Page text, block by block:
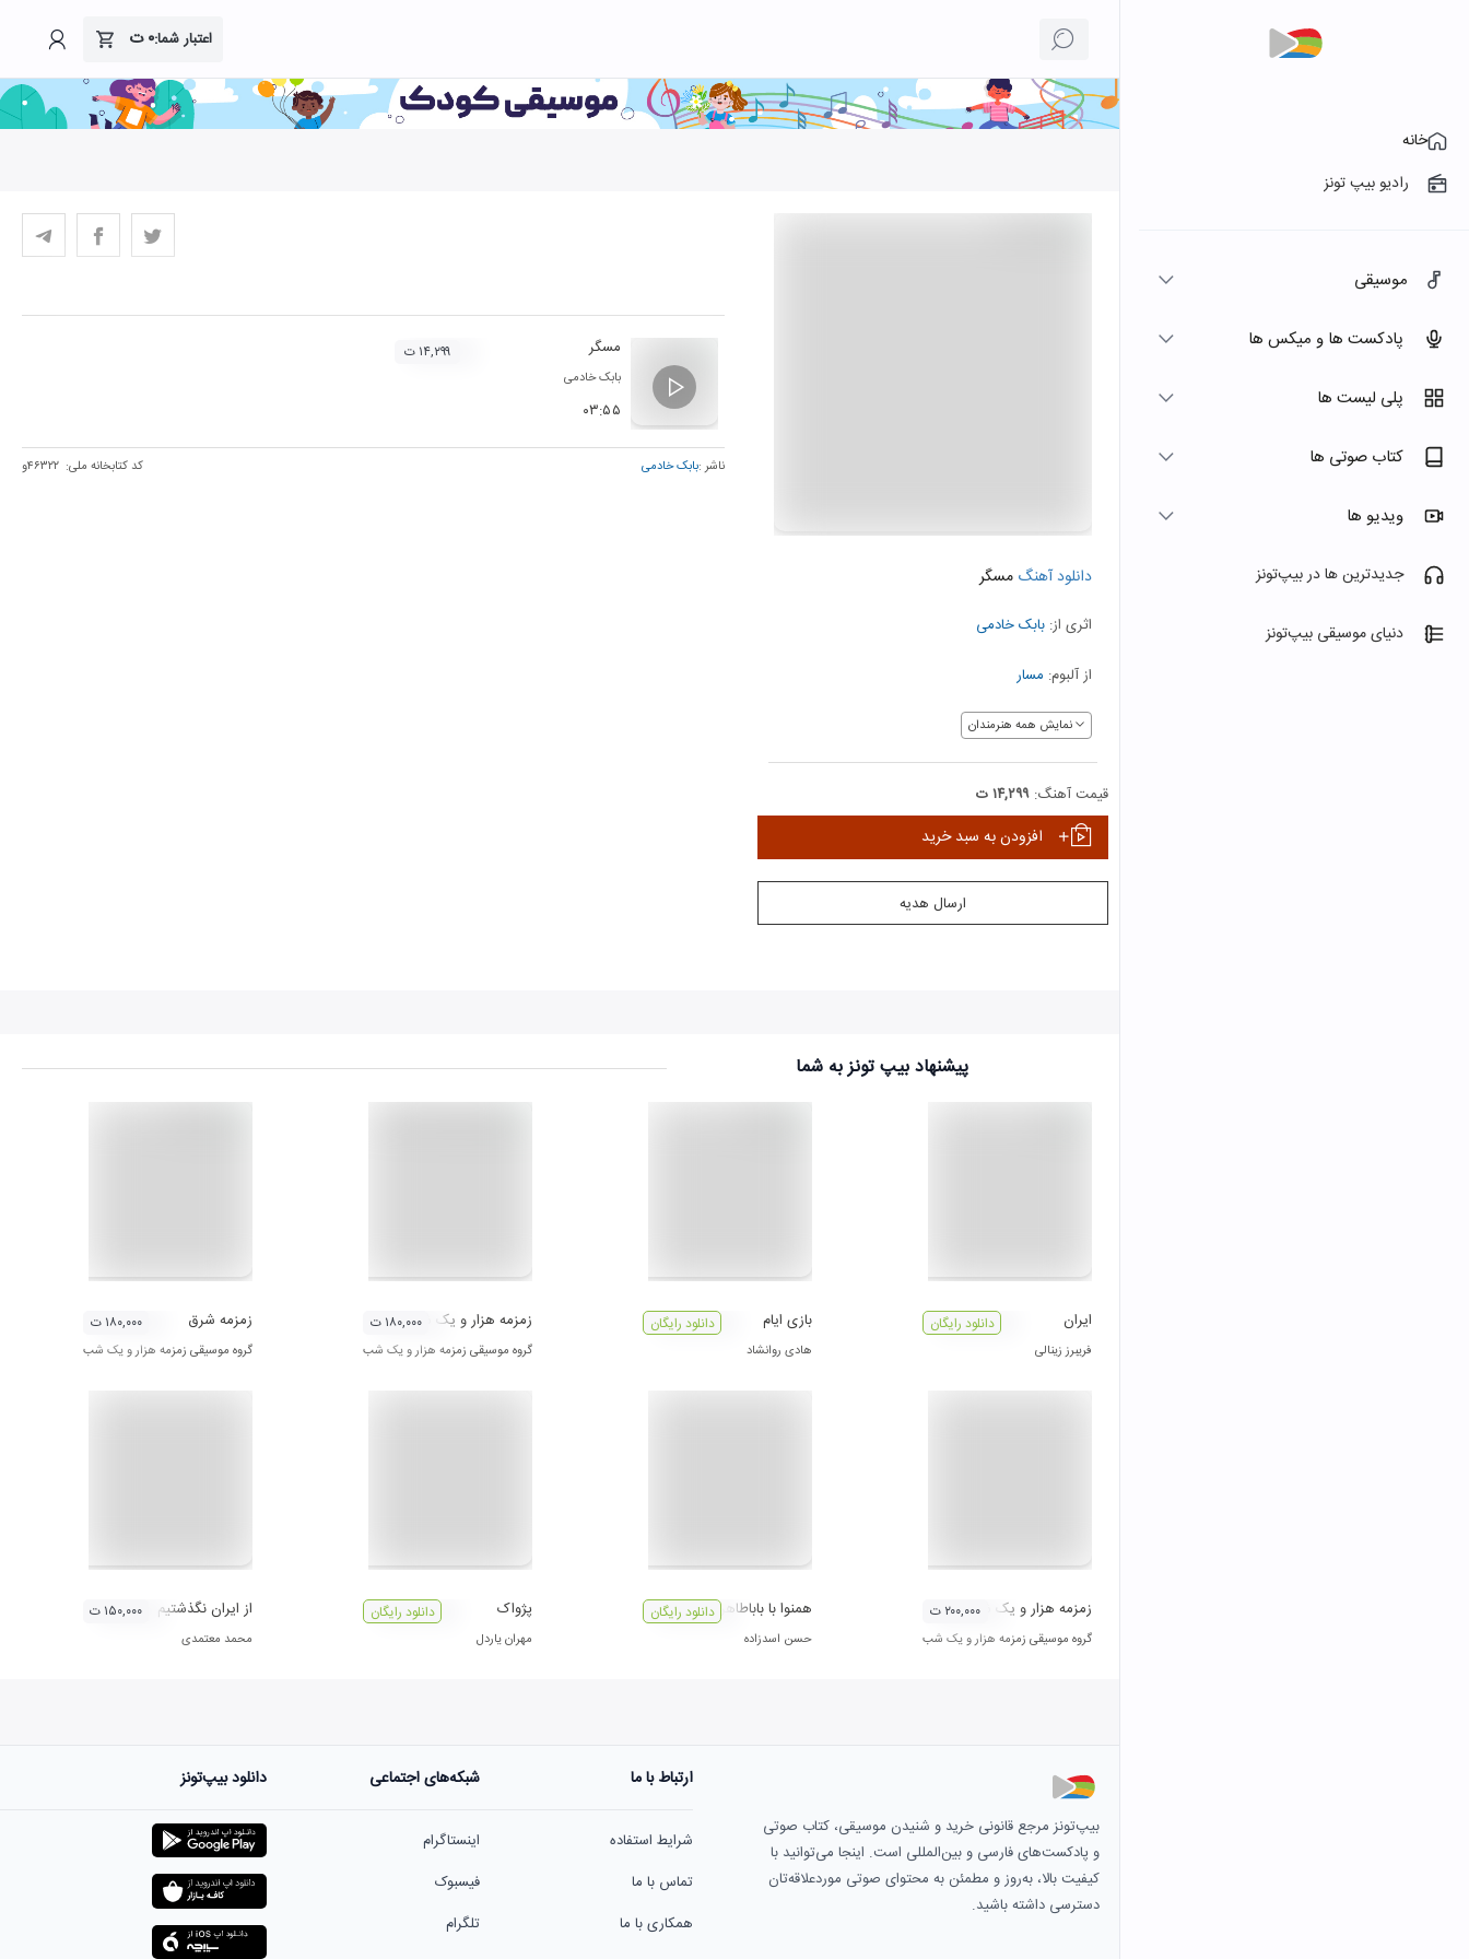
اعتبار شما:۰ت
خانه
رادیو بیپ تونز
موسیقی
پادکست ها و میکس ها
پلی لیست ها
کتاب صوتی ها
ویدیو ها
جدیدترین ها در بیپ‌تونز
دنیای موسیقی بیپ‌تونز
دانلود آهنگ مسگر
اثری از: بابک خادمی
از آلبوم: مسار
نمایش همه هنرمندان
قیمت آهنگ: ۱۴,۲۹۹ ت
افزودن به سبد خرید
ارسال هدیه
مسگر
بابک خادمی
۰۳:۵۵
۱۴,۲۹۹ ت
ناشر :بابک خادمی کد کتابخانه ملی: ۴۶۳۲۲و
پیشنهاد بیپ تونز به شما
ایران
فریبرز زینالی
دانلود رایگان بازی ایام
هادی روانشاد
دانلود رایگان زمزمه هزار و یک شب 2
گروه موسیقی زمزمه هزار و یک شب
۱۸۰,۰۰۰ ت زمزمه شرق
گروه موسیقی زمزمه هزار و یک شب
۱۸۰,۰۰۰ ت
زمزمه هزار و یک شب 1
گروه موسیقی زمزمه هزار و یک شب
۲۰۰,۰۰۰ ت همنوا با باباطاهر
حسن اسدزاده
دانلود رایگان پژواک
مهران یاردل
دانلود رایگان از ایران نگذشتیم
محمد معتمدی
۱۵۰,۰۰۰ ت
بیپ‌تونز مرجع قانونی خرید و شنیدن موسیقی، کتاب صوتی
و پادکست‌های فارسی و بین‌المللی است. اینجا می‌توانید با
کیفیت بالا، به‌روز و مطمئن به محتوای صوتی موردعلاقه‌تان
دسترسی داشته باشید.
ارتباط با ما
شرایط استفاده
تماس با ما
همکاری با ما
شبکه‌های اجتماعی
اینستاگرام
فیسبوک
تلگرام
دانلود بیپ‌تونز